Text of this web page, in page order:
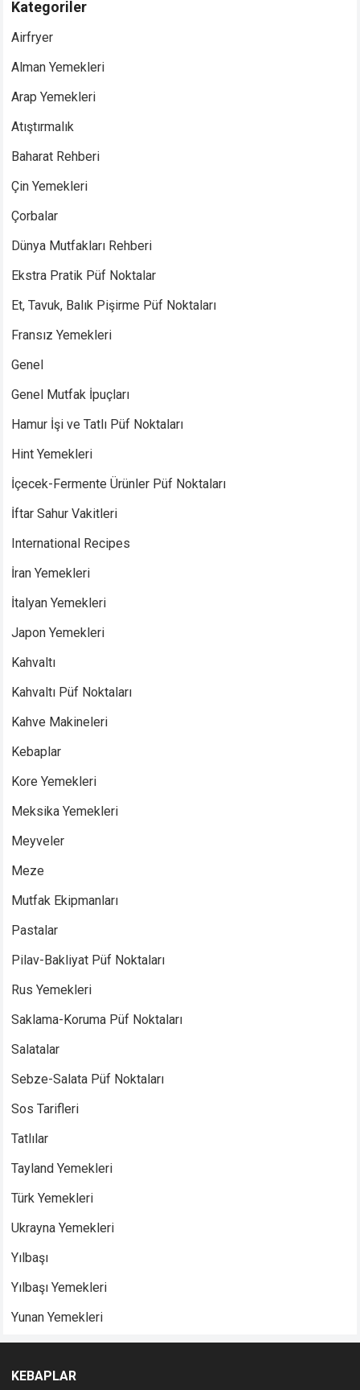
Kategoriler
Airfryer
Alman Yemekleri
Arap Yemekleri
Atıştırmalık
Baharat Rehberi
Çin Yemekleri
Çorbalar
Dünya Mutfakları Rehberi
Ekstra Pratik Püf Noktalar
Et, Tavuk, Balık Pişirme Püf Noktaları
Fransız Yemekleri
Genel
Genel Mutfak İpuçları
Hamur İşi ve Tatlı Püf Noktaları
Hint Yemekleri
İçecek-Fermente Ürünler Püf Noktaları
İftar Sahur Vakitleri
International Recipes
İran Yemekleri
İtalyan Yemekleri
Japon Yemekleri
Kahvaltı
Kahvaltı Püf Noktaları
Kahve Makineleri
Kebaplar
Kore Yemekleri
Meksika Yemekleri
Meyveler
Meze
Mutfak Ekipmanları
Pastalar
Pilav-Bakliyat Püf Noktaları
Rus Yemekleri
Saklama-Koruma Püf Noktaları
Salatalar
Sebze-Salata Püf Noktaları
Sos Tarifleri
Tatlılar
Tayland Yemekleri
Türk Yemekleri
Ukrayna Yemekleri
Yılbaşı
Yılbaşı Yemekleri
Yunan Yemekleri
KEBAPLAR